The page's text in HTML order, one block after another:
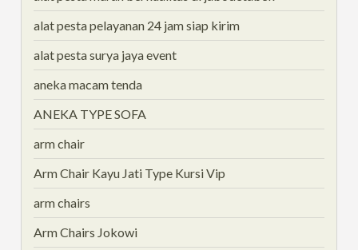
alat pesta pelayanan 24 jam siap kirim
alat pesta surya jaya event
aneka macam tenda
ANEKA TYPE SOFA
arm chair
Arm Chair Kayu Jati Type Kursi Vip
arm chairs
Arm Chairs Jokowi